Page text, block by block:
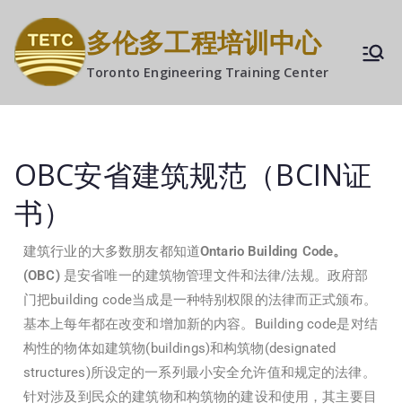
多伦多工程培训中心
Toronto Engineering Training Center
OBC安省建筑规范（BCIN证
书）
建筑行业的大多数朋友都知道Ontario Building Code。
(OBC) 是安省唯一的建筑物管理文件和法律/法规。政府部
门把building code当成是一种特别权限的法律而正式颁布。
基本上每年都在改变和增加新的内容。Building code是对结
构性的物体如建筑物(buildings)和构筑物(designated
structures)所设定的一系列最小安全允许值和规定的法律。
针对涉及到民众的建筑物和构筑物的建设和使用，其主要目